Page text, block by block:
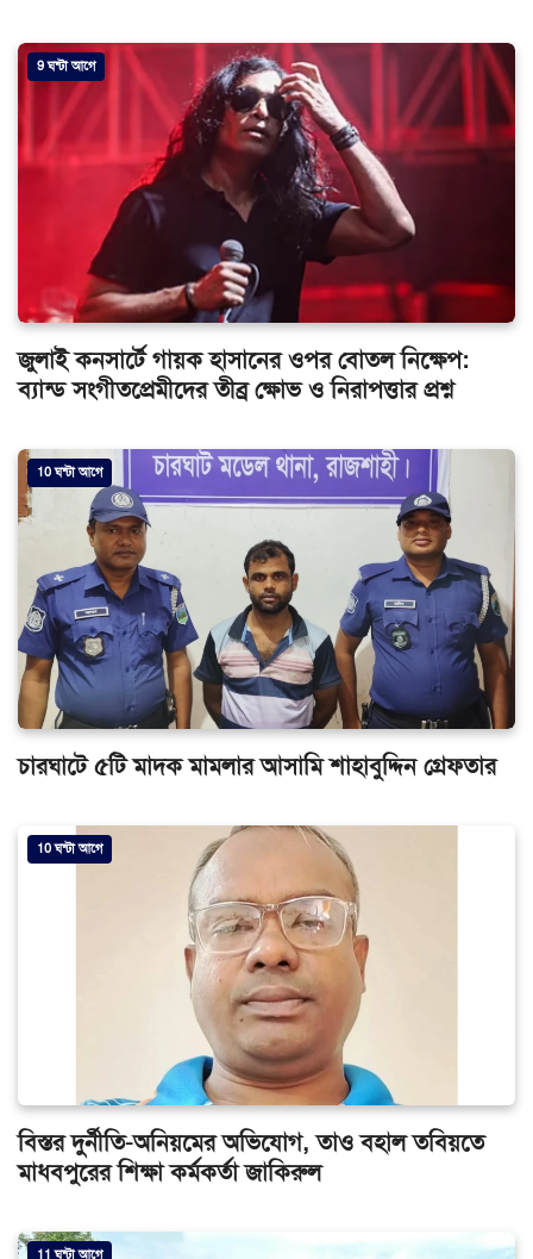
9 ঘন্টা আগে
জুলাই কনসার্টে গায়ক হাসানের ওপর বোতল নিক্ষেপ:
ব্যান্ড সংগীতপ্রেমীদের তীব্র ক্ষোভ ও নিরাপত্তার প্রশ্ন
10 ঘন্টা আগে
চারঘাটে ৫টি মাদক মামলার আসামি শাহাবুদ্দিন গ্রেফতার
10 ঘন্টা আগে
বিস্তর দুর্নীতি-অনিয়মের অভিযোগ, তাও বহাল তবিয়তে
মাধবপুরের শিক্ষা কর্মকর্তা জাকিরুল
11 ঘন্টা আগে